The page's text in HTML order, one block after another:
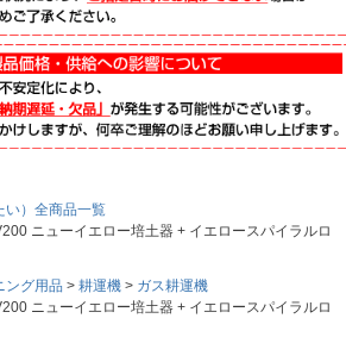
い）全商品一覧
ニューイエロー培土器 + イエロースパイラルロ
ング用品 耕運機
ガス耕運機
ニューイエロー培土器 + イエロースパイラルロ